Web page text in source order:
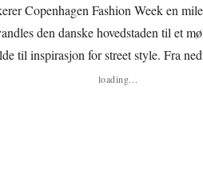
Copenhagen Fashion Week en
den danske hovedstaden til et
til inspirasjon for street style. Fra
avslørte deltakerne på vår/
loading...